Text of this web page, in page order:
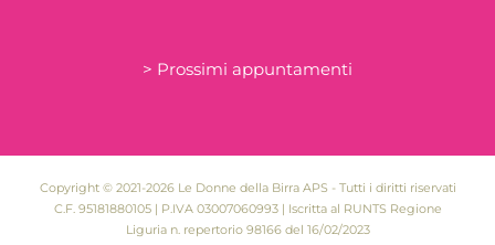
> Prossimi appuntamenti
Copyright © 2021-2026 Le Donne della Birra APS - Tutti i diritti riservati
C.F. 95181880105 | P.IVA 03007060993 | Iscritta al RUNTS Regione
Liguria n. repertorio 98166 del 16/02/2023